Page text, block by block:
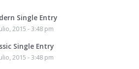
Single Entry
2015 - 3:48 pm
Single Entry
2015 - 3:48 pm